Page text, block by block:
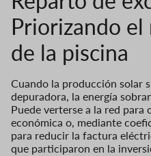
Priorizando
de la piscina
Cuando la producción solar
depuradora, la energía
Puede verterse a la red para
económica o, mediante
para reducir la factura
que participaron en la